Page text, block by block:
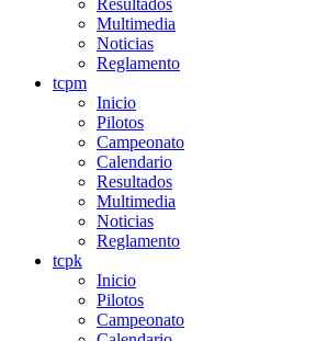
Resultados
Multimedia
Noticias
Reglamento
tcpm
Inicio
Pilotos
Campeonato
Calendario
Resultados
Multimedia
Noticias
Reglamento
tcpk
Inicio
Pilotos
Campeonato